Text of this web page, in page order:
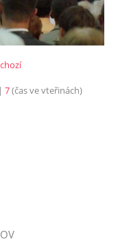
| 7(čas ve vteřinách)